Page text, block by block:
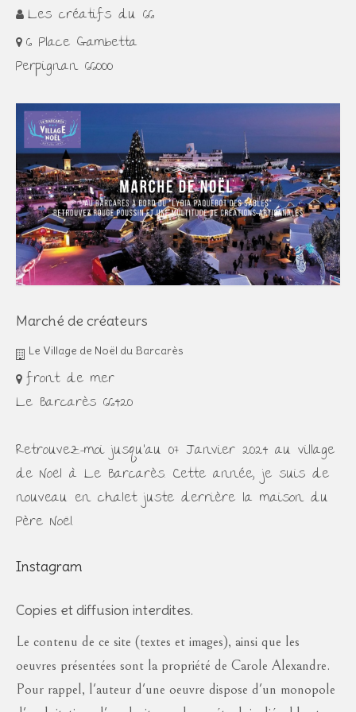
Les créatifs du 66
6 Place Gambetta
Perpignan 66000
Marché de créateurs
Le Village de Noël du Barcarès
front de mer
Le Barcarès 66420
Retrouvez-moi jusqu'au 07 Janvier 2024 au village
de Noël à Le Barcarès. Cette année, je suis de
nouveau en chalet juste derrière la maison du
Père Noël.
Instagram
Copies et diffusion interdites.
Le contenu de ce site (textes et images), ainsi que les
oeuvres présentées sont la propriété de Carole Alexandre.
Pour rappel, l'auteur d'une oeuvre dispose d'un monopole